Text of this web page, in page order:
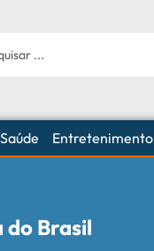
Saúde Entretenimento
do Brasil